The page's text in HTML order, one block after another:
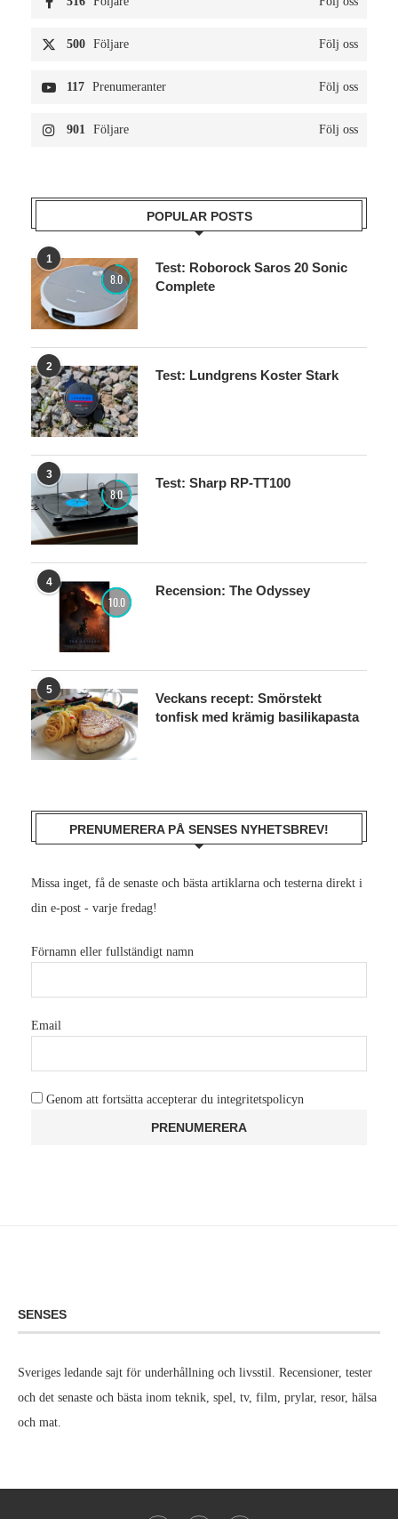
500 Följare Följ oss
117 Prenumeranter Följ oss
901 Följare Följ oss
POPULAR POSTS
1
8.0
Test: Roborock Saros 20 Sonic
Complete
2
Test: Lundgrens Koster Stark
3
8.0
Test: Sharp RP-TT100
4
10.0
Recension: The Odyssey
5
Veckans recept: Smörstekt
tonfisk med krämig basilikapasta
PRENUMERERA PÅ SENSES NYHETSBREV!
Missa inget, få de senaste och bästa artiklarna och testerna direkt i
din e-post - varje fredag!
Förnamn eller fullständigt namn
Email
Genom att fortsätta accepterar du integritetspolicyn
SENSES
Sveriges ledande sajt för underhållning och livsstil. Recensioner, tester
och det senaste och bästa inom teknik, spel, tv, film, prylar, resor, hälsa
och mat.